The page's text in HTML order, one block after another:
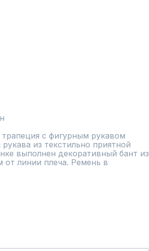
с фигурным рукавом
из текстильно приятной
выполнен декоративный бант из
от линии плеча. Ремень в